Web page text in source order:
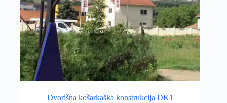
Dvorišna košarkaška konstrukcija DK1